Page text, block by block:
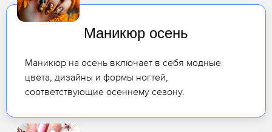
Маникюр осень
Маникюр на осень включает в себя модные
цвета, дизайны и формы ногтей,
соответствующие осеннему сезону.